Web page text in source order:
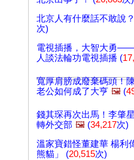
北京人有什麼話不敢說
次)
電視插播，大智大勇
人談法輪功電視插播 (
寬厚肩膀成廢棄碼頭！
老公如何成了大亨 🖼️ (
錢其琛再次出馬！李肇
轉外交部 🖼️ (34,217次)
溫家寶錯怪董建華 楊利
熊貓」 (20,515次)